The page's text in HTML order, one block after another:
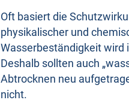
Oft basiert die
physikalischer und
Wasserbeständigkeit wird
Deshalb sollten auch
Abtrocknen neu
nicht.